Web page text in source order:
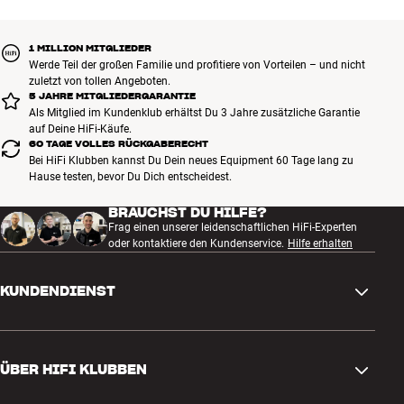
Technische Zeichnungen dazu gibt es hier - Lyngdorf LS-1000 Right
1 MILLION MITGLIEDER
Werde Teil der großen Familie und profitiere von Vorteilen – und nicht
zuletzt von tollen Angeboten.
5 JAHRE MITGLIEDERGARANTIE
Als Mitglied im Kundenklub erhältst Du 3 Jahre zusätzliche Garantie
auf Deine HiFi-Käufe.
60 TAGE VOLLES RÜCKGABERECHT
Bei HiFi Klubben kannst Du Dein neues Equipment 60 Tage lang zu
Hause testen, bevor Du Dich entscheidest.
BRAUCHST DU HILFE?
Frag einen unserer leidenschaftlichen HiFi-Experten
oder kontaktiere den Kundenservice. Hilfe erhalten
KUNDENDIENST
Fragen und Antworten
ÜBER HIFI KLUBBEN